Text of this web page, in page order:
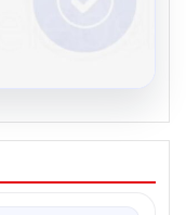
Çevrim içi
Chat